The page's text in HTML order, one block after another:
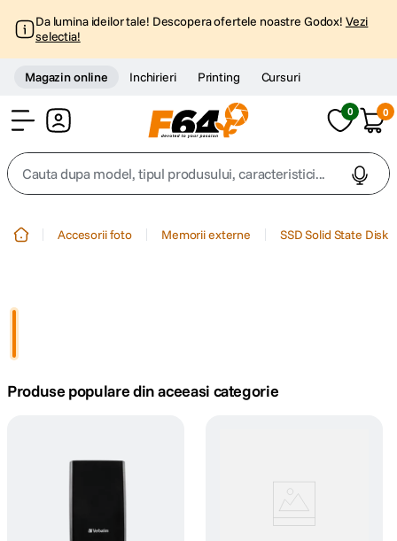
Da lumina ideilor tale! Descopera ofertele noastre Godox! Vezi
selectia!
Magazin online Inchirieri Printing Cursuri
0 0
Cauta dupa model, tipul produsului, caracteristici...
4. peak design
Accesorii foto Memorii externe SSD Solid State Disk
Produse populare din aceeasi categorie